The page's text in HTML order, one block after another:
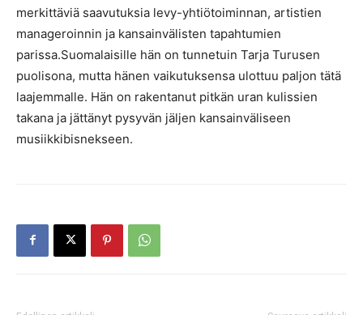
merkittäviä saavutuksia levy-yhtiötoiminnan, artistien
manageroinnin ja kansainvälisten tapahtumien
parissa.Suomalaisille hän on tunnetuin Tarja Turusen
puolisona, mutta hänen vaikutuksensa ulottuu paljon tätä
laajemmalle. Hän on rakentanut pitkän uran kulissien
takana ja jättänyt pysyvän jäljen kansainväliseen
musiikkibisnekseen.